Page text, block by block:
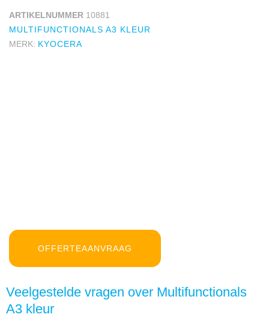
ARTIKELNUMMER 10881
MULTIFUNCTIONALS A3 KLEUR
MERK: KYOCERA
OFFERTEAANVRAAG
Veelgestelde vragen over Multifunctionals
A3 kleur